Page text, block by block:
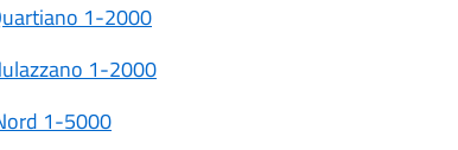
1-2000
1-2000
1-5000